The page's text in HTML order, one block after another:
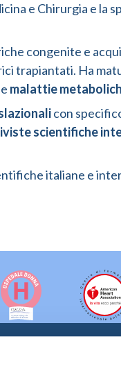
e Chirurgia e la
congenite e
trapiantati. Ha
malattie
con
scientifiche
italiane e